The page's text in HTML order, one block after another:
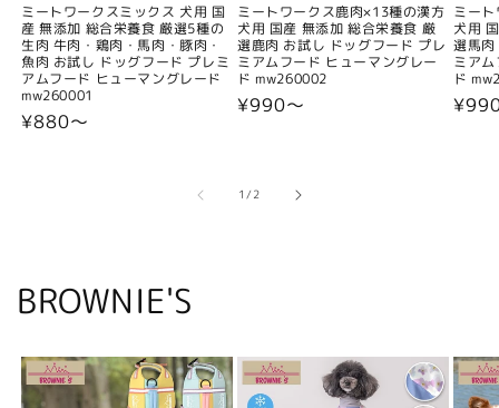
ミートワークスミックス 犬用 国
産 無添加 総合栄養食 厳選5種の
生肉 牛肉・鶏肉・馬肉・豚肉・
魚肉 お試し ドッグフード プレミ
アムフード ヒューマングレード
mw260001
通
¥880〜
ミートワークス鹿肉×13種の漢方
犬用 国産 無添加 総合栄養食 厳
選鹿肉 お試し ドッグフード プレ
ミアムフード ヒューマングレー
ド mw260002
通
¥990〜
ミー
犬用
選馬
ミア
ド
通
1/の
2
BROWNIE'S